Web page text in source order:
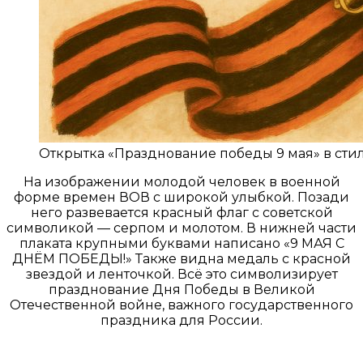
Открытка «Празднование победы 9 мая» в
На изображении молодой человек в военной
форме времен ВОВ с широкой улыбкой. Позади
него развевается красный флаг с советской
символикой — серпом и молотом. В нижней части
плаката крупными буквами написано «9 МАЯ С
ДНЁМ ПОБЕДЫ!» Также видна медаль с красной
звездой и ленточкой. Всё это символизирует
празднование Дня Победы в Великой
Отечественной войне, важного государственного
праздника для России.